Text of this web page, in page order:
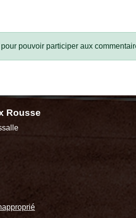
pour pouvoir participer aux
Rousse